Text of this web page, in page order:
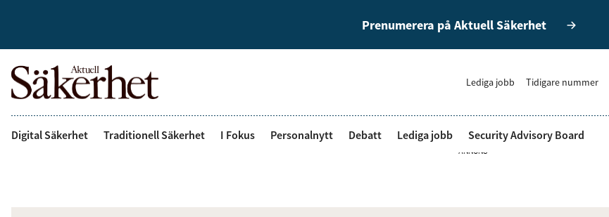
Prenumerera på Aktuell Säkerhet
Lediga jobb Tidigare nummer
Digital Säkerhet Traditionell Säkerhet I Fokus Personalnytt Debatt Lediga jobb Security Advisory Board
ANNONS